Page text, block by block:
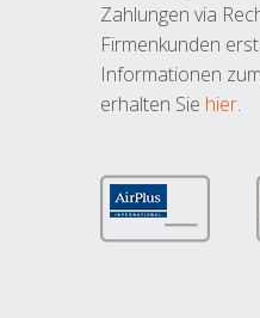
Zahlungen via
Firmenkunden
Informationen
erhalten Sie hier.